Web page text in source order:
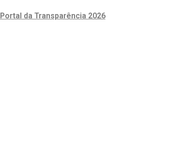
Portal da Transparência 2026